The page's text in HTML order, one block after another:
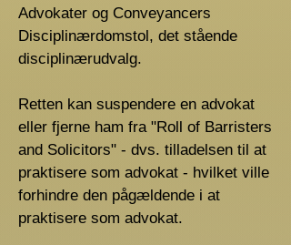
Advokater og Conveyancers
Disciplinærdomstol, det stående
disciplinærudvalg.
Retten kan suspendere en advokat
eller fjerne ham fra "Roll of Barristers
and Solicitors" - dvs. tilladelsen til at
praktisere som advokat - hvilket ville
forhindre den pågældende i at
praktisere som advokat.